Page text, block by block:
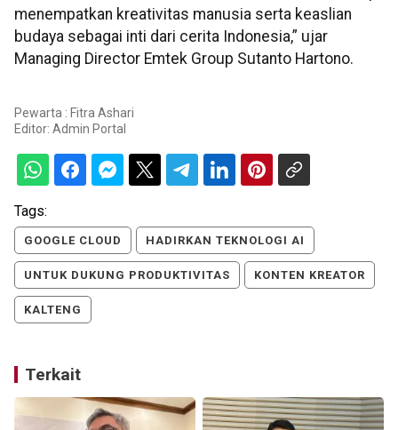
menempatkan kreativitas manusia serta keaslian
budaya sebagai inti dari cerita Indonesia,” ujar
Managing Director Emtek Group Sutanto Hartono.
Pewarta : Fitra Ashari
Editor: Admin Portal
Tags:
GOOGLE CLOUD HADIRKAN TEKNOLOGI AI
UNTUK DUKUNG PRODUKTIVITAS KONTEN KREATOR
KALTENG
Terkait